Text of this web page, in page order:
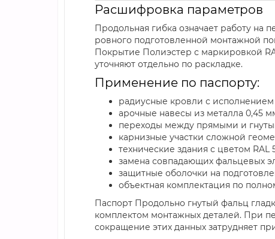
Расшифровка параметров
Продольная гибка означает работу
ровного подготовленной монтажной
Покрытие Полиэстер с маркировкой
уточняют отдельно по раскладке.
Применение по паспорту:
радиусные кровли с исполнением
арочные навесы из металла 0,45
переходы между прямыми и
карнизные участки сложной
технические здания с цветом RAL
замена совпадающих фальцевых
защитные оболочки на
объектная комплектация по
Паспорт Продольно гнутый фальц
комплектом монтажных деталей. При
сокращение этих данных затрудняет